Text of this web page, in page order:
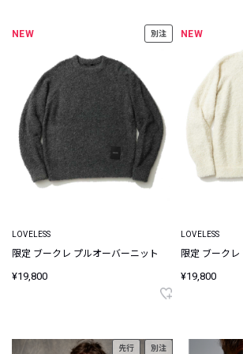
NEW 別注
LOVELESS
限定 ブークレ プルオーバーニット
¥19,800
NEW
LOVELESS
限定 ブーク
¥19,800
先行 別注